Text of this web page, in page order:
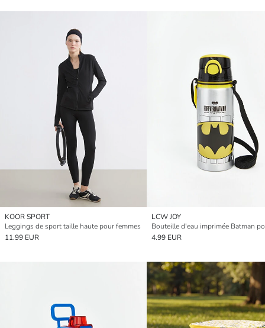
KOOR SPORT
Leggings de sport taille haute pour femmes
11.99 EUR
LCW JOY
4.99 EUR